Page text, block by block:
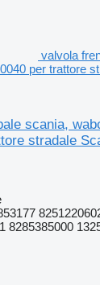
valvola
per trattore
scania,
stradale
8285385000